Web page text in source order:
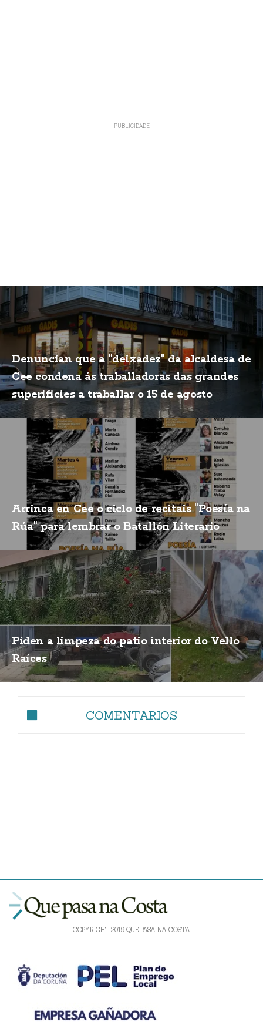
Denuncian que a "deixadez" da alcaldesa de
Cee condena ás traballadoras das grandes
superificies a traballar o 15 de agosto
Arrinca en Cee o ciclo de recitais "Poesía na
Rúa" para lembrar o Batallón Literario
Piden a limpeza do patio interior do Vello
Raíces
COMENTARIOS
COPYRIGHT 2019 QUE PASA NA COSTA